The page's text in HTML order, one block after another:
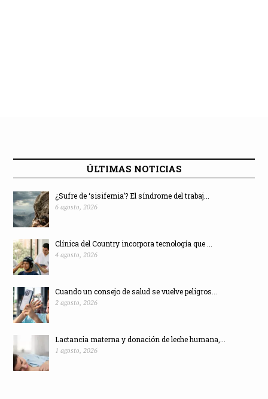
ÚLTIMAS NOTICIAS
¿Sufre de ‘sisifemia’? El síndrome del trabaj...
6 agosto, 2026
Clínica del Country incorpora tecnología que ...
4 agosto, 2026
Cuando un consejo de salud se vuelve peligros...
2 agosto, 2026
Lactancia materna y donación de leche humana,...
1 agosto, 2026